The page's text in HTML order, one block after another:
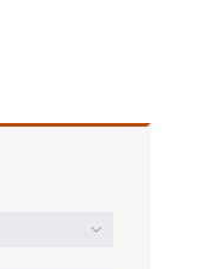
